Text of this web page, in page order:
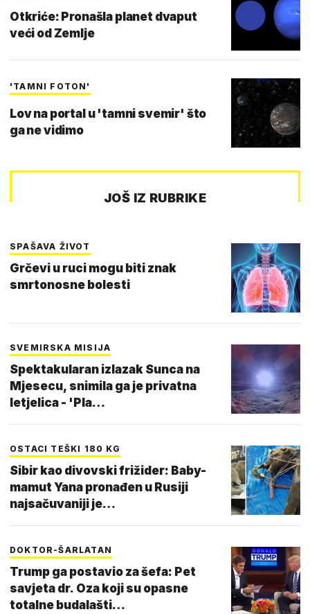
Otkriće: Pronašla planet dvaput
veći od Zemlje
'TAMNI FOTON'
Lov na portal u 'tamni svemir' što
ga ne vidimo
JOŠ IZ RUBRIKE
SPAŠAVA ŽIVOT
Grčevi u ruci mogu biti znak
smrtonosne bolesti
SVEMIRSKA MISIJA
Spektakularan izlazak Sunca na
Mjesecu, snimila ga je privatna
letjelica - 'Pla…
OSTACI TEŠKI 180 KG
Sibir kao divovski frižider: Baby-
mamut Yana pronađen u Rusiji
najsačuvaniji je…
DOKTOR-ŠARLATAN
Trump ga postavio za šefa: Pet
savjeta dr. Oza koji su opasne
totalne budalašti…